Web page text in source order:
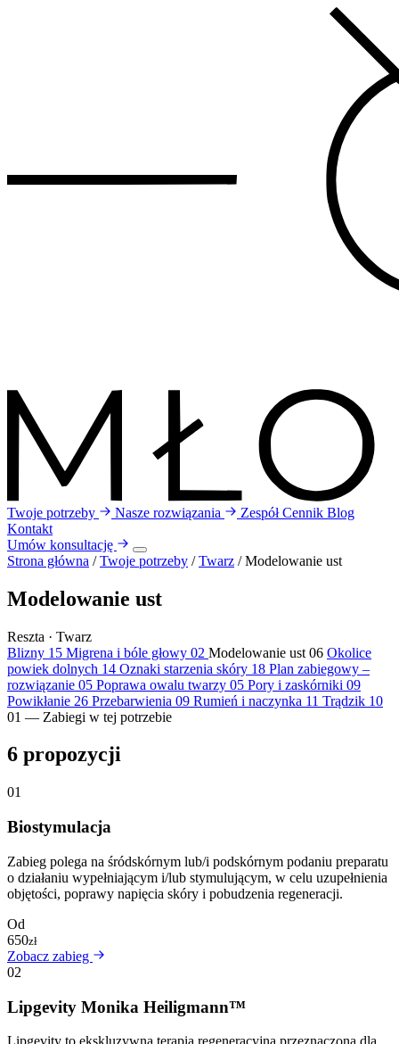
Twoje potrzeby Nasze rozwiązania ZespółCennik Blog
Kontakt
Umów konsultację
Strona główna / Twoje potrzeby / Twarz / Modelowanie ust
Modelowanie ust
Reszta · Twarz
Blizny 15 Migrena i bóle głowy 02 Modelowanie ust 06 Okolice
powiek dolnych 14 Oznaki starzenia skóry 18 Plan zabiegowy –
rozwiązanie 05 Poprawa owalu twarzy 05 Pory i zaskórniki 09
Powikłanie 26 Przebarwienia 09 Rumień i naczynka 11 Trądzik 10
01 — Zabiegi w tej potrzebie
6 propozycji
01
Biostymulacja
Zabieg polega na śródskórnym lub/i podskórnym podaniu preparatu
o działaniu wypełniającym i/lub stymulującym, w celu uzupełnienia
objętości, poprawy napięcia skóry i pobudzenia regeneracji.
Od
650zł
Zobacz zabieg
02
Lipgevity Monika Heiligmann™